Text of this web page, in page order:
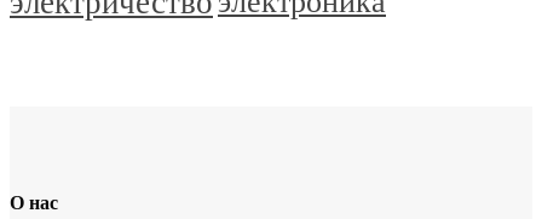
О нас